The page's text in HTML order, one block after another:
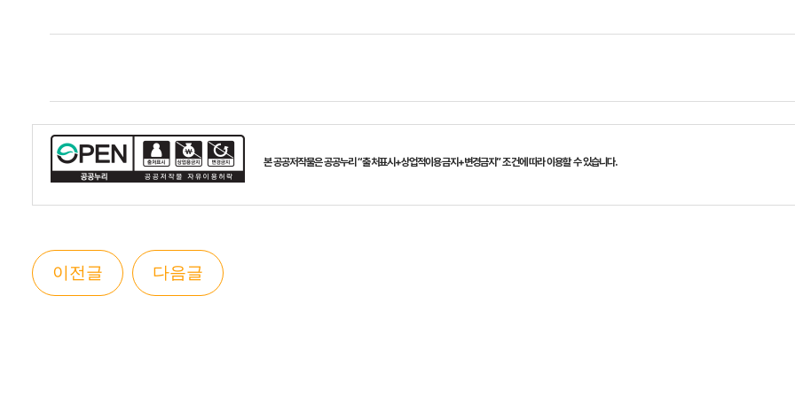
본 공공저작물은 공공누리 “출처표시+상업적이용금지+변경금지” 조건에 따라 이용할 수 있습니다.
이전글 다음글